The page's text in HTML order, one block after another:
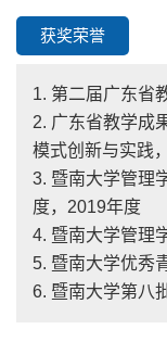
获奖荣誉
1. 第二届广东省
2. 广东省教学成
模式创新与实践
3. 暨南大学管理
度，2019年度
4. 暨南大学管理
5. 暨南大学优秀
6. 暨南大学第八